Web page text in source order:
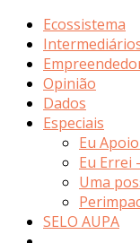
Ecossistema
Opinião
Dados
Especiais
Eu
Eu Errei
Uma
SELO AUPA